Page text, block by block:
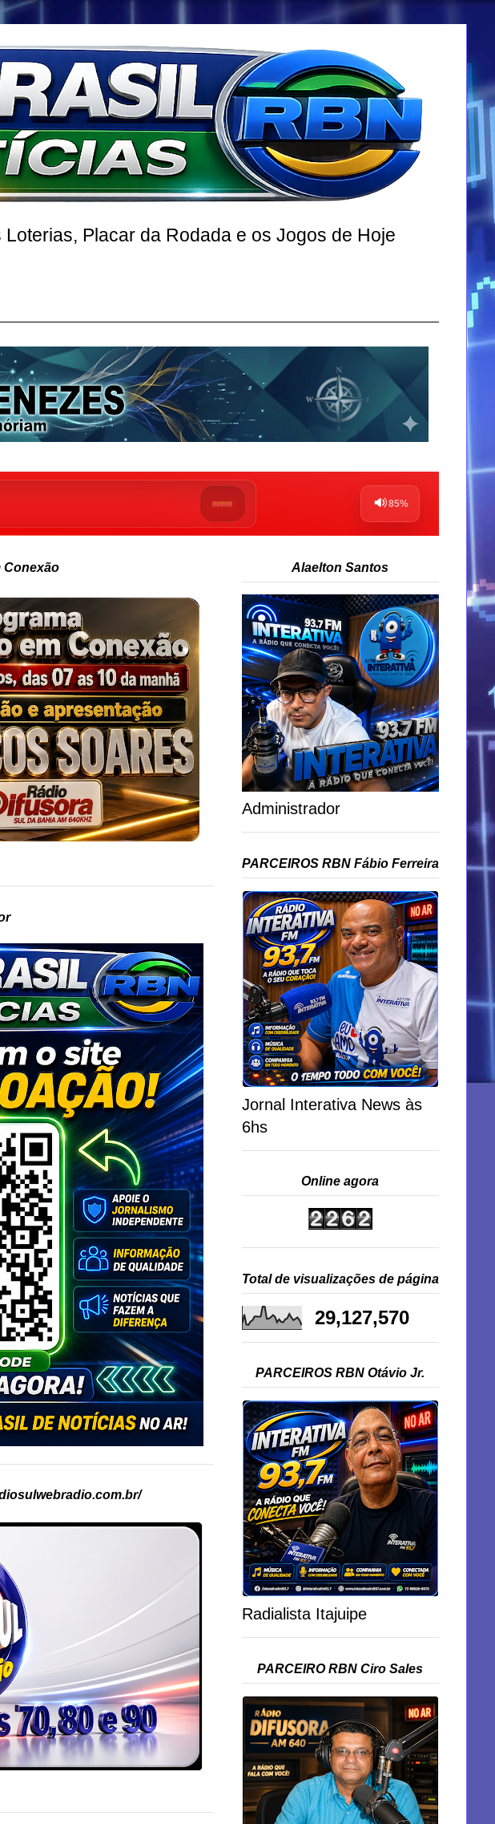
Placar da Rodada e os Jogos de Hoje
Conexão Alaelton Santos
Administrador
PARCEIROS RBN Fábio Ferreira
Jornal Interativa News às
6hs
Online agora
Total de visualizações de página
29,127,570
PARCEIROS RBN Otávio Jr.
Radialista Itajuipe
PARCEIRO RBN Ciro Sales